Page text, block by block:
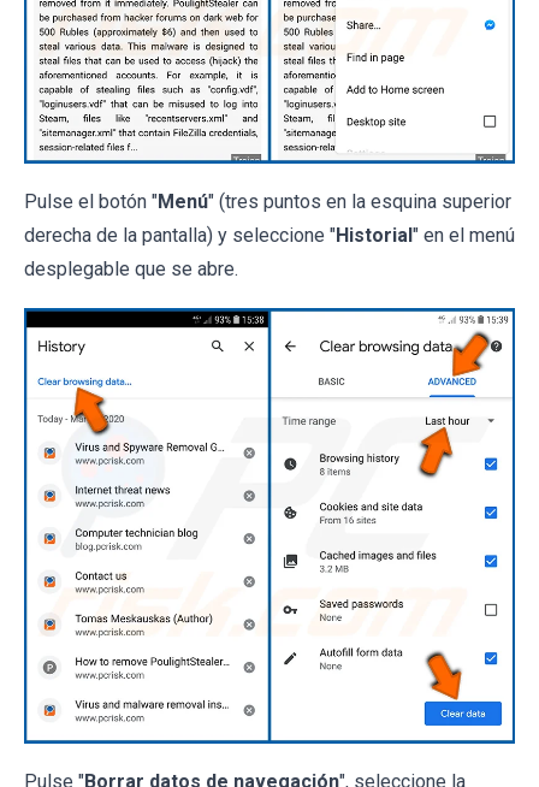
Pulse el botón "Menú" (tres puntos en la esquina superior
derecha de la pantalla) y seleccione "Historial " en el menú
desplegable que se abre.
Pulse "Borrar datos de navegación", seleccione la